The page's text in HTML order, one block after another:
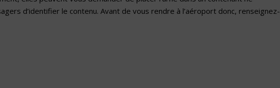
d’identifier le contenu. Avant de vous rendre à l’aéroport donc, renseignez-